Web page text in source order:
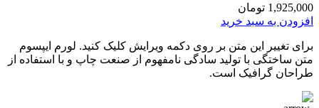
1,925,000 تومان
افزودن به سبد خرید
برای تغییر این متن بر روی دکمه ویرایش کلیک کنید. لورم ایپسوم
متن ساختگی با تولید سادگی نامفهوم از صنعت چاپ و با استفاده از
طراحان گرافیک است.